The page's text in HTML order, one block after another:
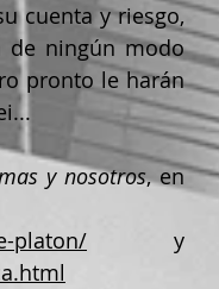
cuenta y riesgo,
de ningún modo
pronto le harán
y nosotros, en
platon/